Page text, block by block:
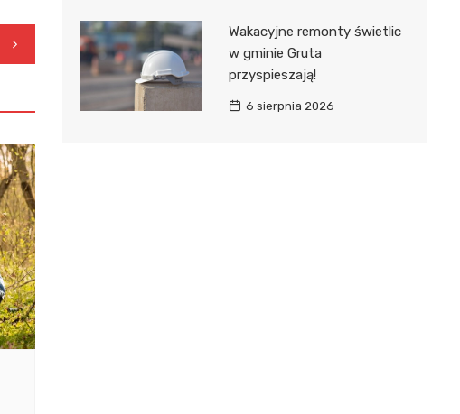
Wakacyjne remonty świetlic
w gminie Gruta
przyspieszają!
6 sierpnia 2026